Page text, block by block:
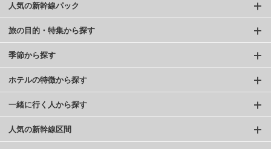
人気の新幹線パック
旅の目的・特集から探す
季節から探す
ホテルの特徴から探す
一緒に行く人から探す
人気の新幹線区間